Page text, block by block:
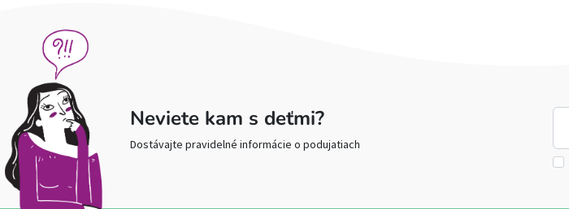
Neviete kam s deťmi?
Dostávajte pravidelné informácie o podujatiach